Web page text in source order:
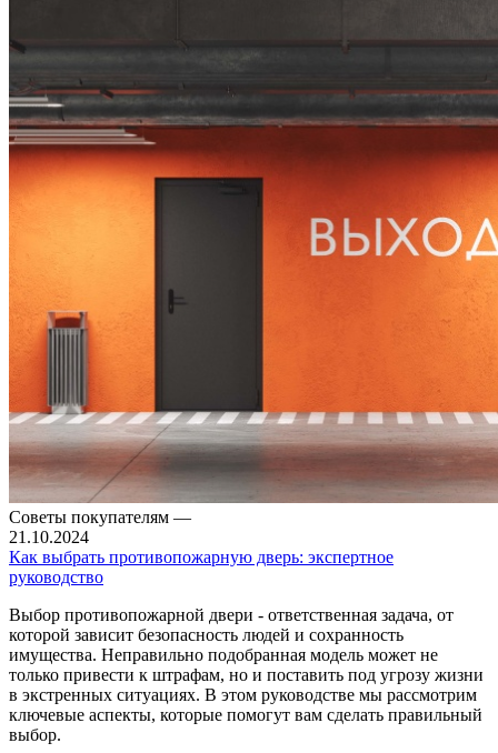
Советы покупателям —
21.10.2024
Как выбрать противопожарную дверь: экспертное
руководство
Выбор противопожарной двери - ответственная задача, от
которой зависит безопасность людей и сохранность
имущества. Неправильно подобранная модель может не
только привести к штрафам, но и поставить под угрозу жизни
в экстренных ситуациях. В этом руководстве мы рассмотрим
ключевые аспекты, которые помогут вам сделать правильный
выбор.